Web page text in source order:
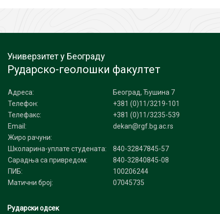
Универзитет у Београду
Рударско-геолошки факултет
Адреса:
Београд, Ђушина 7
Телефон:
+381 (0)11/3219-101
Телефакс:
+381 (0)11/3235-539
Email:
dekan@rgf.bg.ac.rs
Жиро рачуни:
Школарина-уплате студената:
840-32847845-57
Сарадња са привредом:
840-32840845-08
ПИБ:
100206244
Матични број:
07045735
Рударски одсек